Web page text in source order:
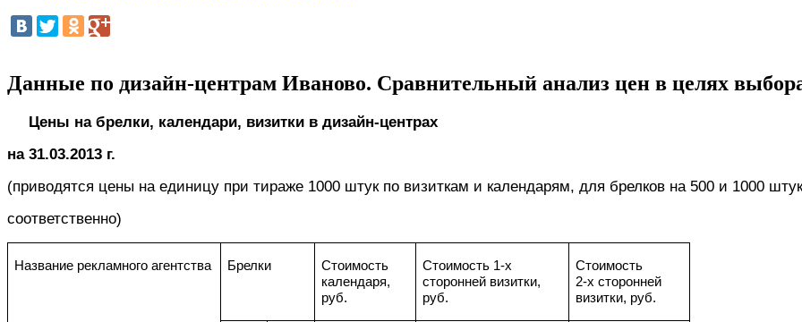
Данные по дизайн-центрам Иваново. Сравнительный анализ цен в целях
Цены на брелки, календари, визитки в дизайн-центрах
на 31.03.2013 г.
(приводятся цены на единицу при тираже 1000 штук по визиткам и календарям, для брелков на 500 и 1000 штук
соответственно)
Название рекламного агентства Брелки
Стоимость
календаря,
руб.
Стоимость 1-х
сторонней визитки,
руб.
Стоимость
2-х сторонней
визитки, руб.